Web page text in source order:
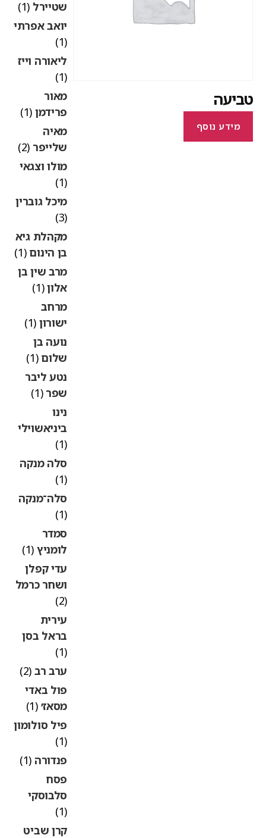
מידע נוסף
שטיירל(1)
יואב אפרתי
ליאורה וייז
מאור
פרידמן(1)
מאיה
שלייפר(2)
מולו וצגאי
מיכל גוברין
מקהלת גיא
בן הינום(1)
מרב שין בן
אלון(1)
מרחב
ישורון(1)
נועה בן
שלום(1)
נטע ליבר
שפר(1)
ביניאשוילי
סלה מנקה
סלה־מנקה
סמדר
לומניץ(1)
עדי קפלן
ושחר כרמל
עירית
בראל בסן
ערב רב(2)
פול באדי
מסאז׳(1)
פיל סולומון
פנדורה(1)
פסח
סלבוסקי
קרן שביט